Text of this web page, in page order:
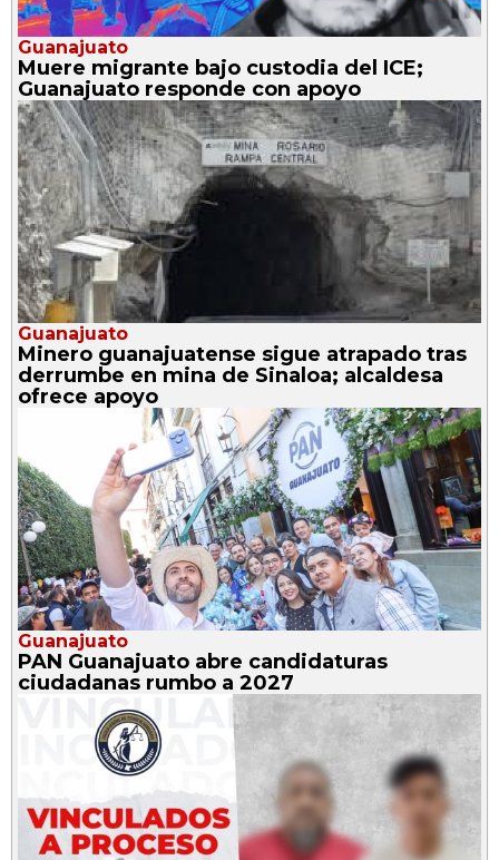
Guanajuato
Muere migrante bajo custodia del ICE;
Guanajuato responde con apoyo
Guanajuato
Minero guanajuatense sigue atrapado tras
derrumbe en mina de Sinaloa; alcaldesa
ofrece apoyo
Guanajuato
PAN Guanajuato abre candidaturas
ciudadanas rumbo a 2027